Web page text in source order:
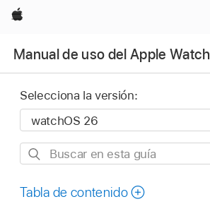
Apple
Manual de uso del Apple Watch
Selecciona la versión:
Buscar
esta
Tabla de contenido